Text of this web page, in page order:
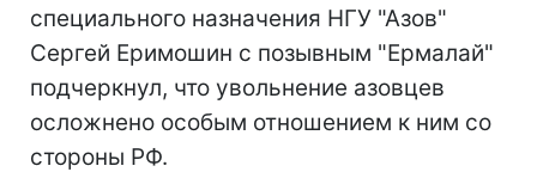
специального назначения НГУ "Азов"
Сергей Еримошин с позывным "Ермалай"
подчеркнул, что увольнение азовцев
осложнено особым отношением к ним со
стороны РФ.